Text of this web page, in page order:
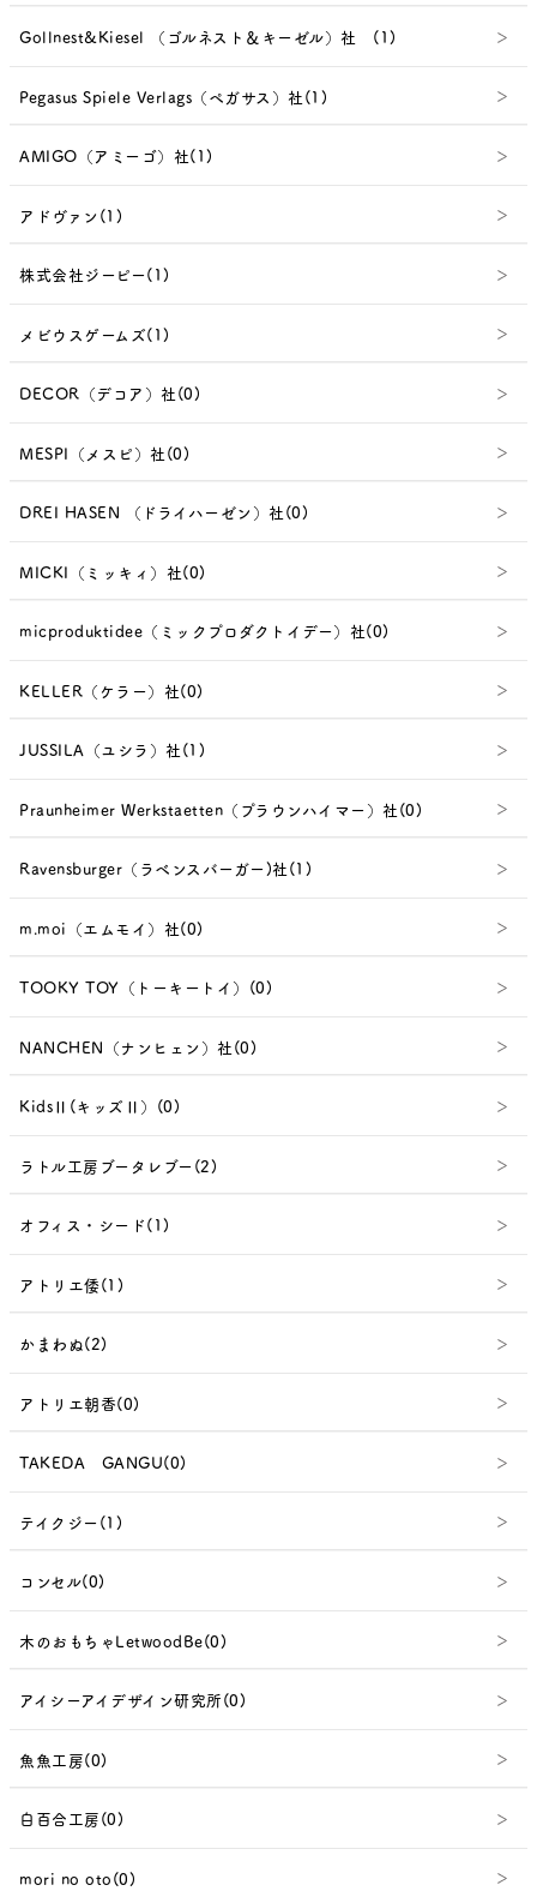
Gollnest&Kiesel （ゴルネスト＆キーゼル）社 (1)
Pegasus Spiele Verlags（ペガサス）社(1)
AMIGO（アミーゴ）社(1)
アドヴァン(1)
株式会社ジーピー(1)
メビウスゲームズ(1)
DECOR（デコア）社(0)
MESPI（メスピ）社(0)
DREI HASEN （ドライハーゼン）社(0)
MICKI（ミッキィ）社(0)
micproduktidee（ミックプロダクトイデー）社(0)
KELLER（ケラー）社(0)
JUSSILA（ユシラ）社(1)
Praunheimer Werkstaetten（プラウンハイマー）社(0)
Ravensburger（ラベンスバーガー)社(1)
m.moi（エムモイ）社(0)
TOOKY TOY（トーキートイ）(0)
NANCHEN（ナンヒェン）社(0)
KidsⅡ(キッズⅡ）(0)
ラトル工房ブータレブー(2)
オフィス・シード(1)
アトリエ倭(1)
かまわぬ(2)
アトリエ朝香(0)
TAKEDA GANGU(0)
テイクジー(1)
コンセル(0)
木のおもちゃLetwoodBe(0)
アイシーアイデザイン研究所(0)
魚魚工房(0)
白百合工房(0)
mori no oto(0)